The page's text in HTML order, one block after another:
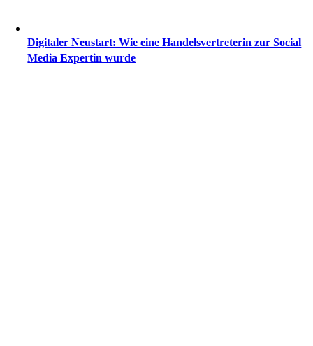
Digitaler Neustart: Wie eine Handelsvertreterin zur Social
Media Expertin wurde